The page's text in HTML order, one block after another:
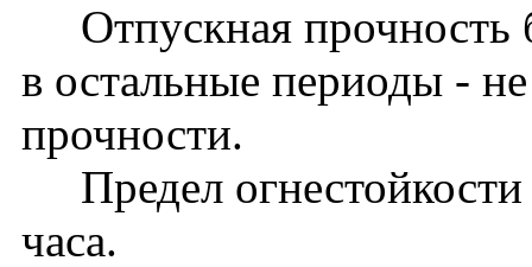
Отпускная прочность
в остальные периоды -
прочности.
Предел
часа.